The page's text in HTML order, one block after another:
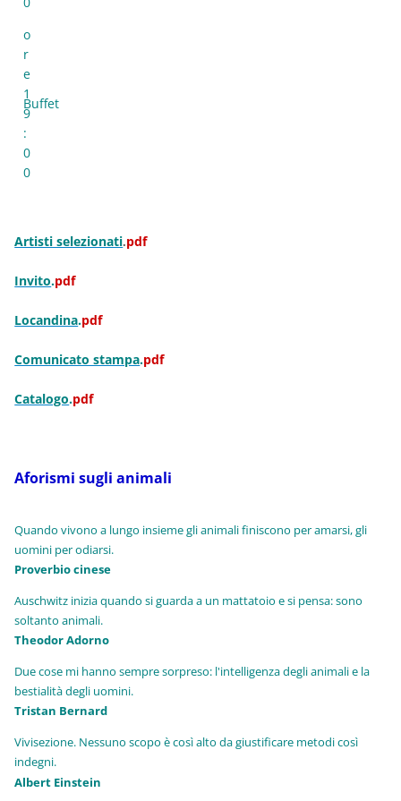
o
r
e
1
9
:
0
0
Buffet
Artisti selezionati.pdf
Invito.pdf
Locandina.pdf
Comunicato stampa.pdf
Catalogo.pdf
Aforismi sugli animali
Quando vivono a lungo insieme gli animali finiscono per amarsi, gli
uomini per odiarsi.
Proverbio cinese
Auschwitz inizia quando si guarda a un mattatoio e si pensa: sono
soltanto animali.
Theodor Adorno
Due cose mi hanno sempre sorpreso: l'intelligenza degli animali e la
bestialità degli uomini.
Tristan Bernard
Vivisezione. Nessuno scopo è così alto da giustificare metodi così
indegni.
Albert Einstein